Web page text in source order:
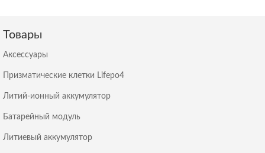
Товары
Аксессуары
Призматические клетки Lifepo4
Литий-ионный аккумулятор
Батарейный модуль
Литиевый аккумулятор